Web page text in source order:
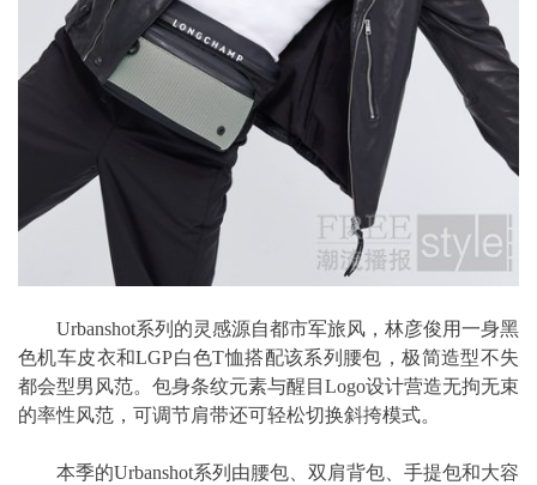
Urbanshot系列的灵感源自都市军旅风，林彦俊用一身黑
色机车皮衣和LGP白色T恤搭配该系列腰包，极简造型不失
都会型男风范。包身条纹元素与醒目Logo设计营造无拘无束
的率性风范，可调节肩带还可轻松切换斜挎模式。
本季的Urbanshot系列由腰包、双肩背包、手提包和大容